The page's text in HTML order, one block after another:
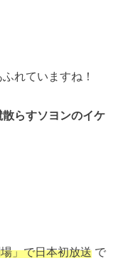
れていますね！
らすソヨンのイケ
」で日本初放送 で